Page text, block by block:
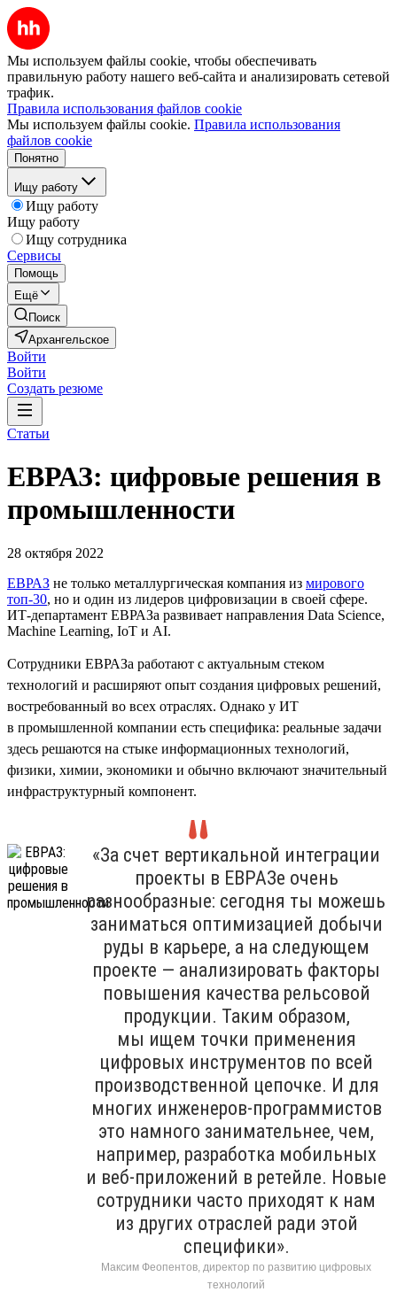
Мы используем файлы cookie, чтобы обеспечивать
правильную работу нашего веб-сайта и анализировать сетевой
трафик.
Правила использования файлов cookie
Мы используем файлы cookie. Правила использования
файлов cookie
Понятно
Ищу работу
Ищу работу
Ищу работу
Ищу сотрудника
Сервисы
Помощь
Ещё
Поиск
Архангельское
Войти
Войти
Создать резюме
Статьи
ЕВРАЗ: цифровые решения в
промышленности
28 октября 2022
ЕВРАЗ не только металлургическая компания из мирового
топ-30, но и один из лидеров цифровизации в своей сфере.
ИТ-департамент ЕВРАЗа развивает направления Data Science,
Machine Learning, IoT и AI.
Сотрудники ЕВРАЗа работают с актуальным стеком
технологий и расширяют опыт создания цифровых решений,
востребованный во всех отраслях. Однако у ИТ
в промышленной компании есть специфика: реальные задачи
здесь решаются на стыке информационных технологий,
физики, химии, экономики и обычно включают значительный
инфраструктурный компонент.
«За счет вертикальной интеграции
проекты в ЕВРАЗе очень
разнообразные: сегодня ты можешь
заниматься оптимизацией добычи
руды в карьере, а на следующем
проекте — анализировать факторы
повышения качества рельсовой
продукции. Таким образом,
мы ищем точки применения
цифровых инструментов по всей
производственной цепочке. И для
многих инженеров-программистов
это намного занимательнее, чем,
например, разработка мобильных
и веб-приложений в ретейле. Новые
сотрудники часто приходят к нам
из других отраслей ради этой
специфики».
Максим Феопентов, директор по развитию цифровых
технологий